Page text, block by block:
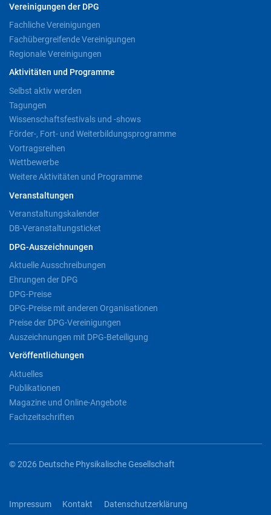
Vereinigungen der DPG
Fachliche Vereinigungen
Fachübergreifende Vereinigungen
Regionale Vereinigungen
Aktivitäten und Programme
Selbst aktiv werden
Tagungen
Wissenschaftsfestivals und -shows
Förder-, Fort- und Weiterbildungsprogramme
Vortragsreihen
Wettbewerbe
Weitere Aktivitäten und Programme
Veranstaltungen
Veranstaltungskalender
DB-Veranstaltungsticket
DPG-Auszeichnungen
Aktuelle Ausschreibungen
Ehrungen der DPG
DPG-Preise
DPG-Preise mit anderen Organisationen
Preise der DPG-Vereinigungen
Auszeichnungen mit DPG-Beteiligung
Veröffentlichungen
Aktuelles
Publikationen
Magazine und Online-Angebote
Fachzeitschriften
© 2026 Deutsche Physikalische Gesellschaft
Impressum Kontakt Datenschutzerklärung